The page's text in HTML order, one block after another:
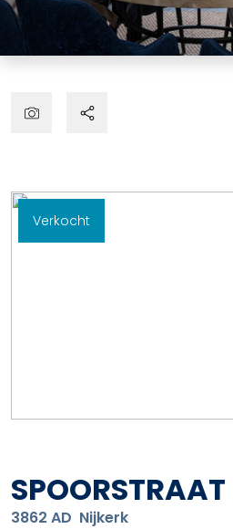
Verkocht
SPOORSTRAAT
3862 AD Nijkerk